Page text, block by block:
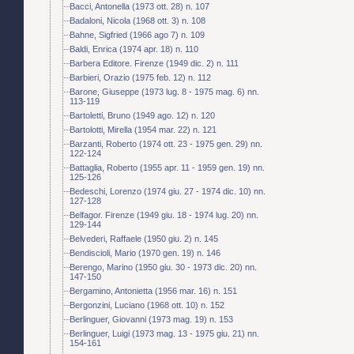
Bacci, Antonella (1973 ott. 28) n. 107
Badaloni, Nicola (1968 ott. 3) n. 108
Bahne, Sigfried (1966 ago 7) n. 109
Baldi, Enrica (1974 apr. 18) n. 110
Barbera Editore. Firenze (1949 dic. 2) n. 111
Barbieri, Orazio (1975 feb. 12) n. 112
Barone, Giuseppe (1973 lug. 8 - 1975 mag. 6) nn.
113-119
Bartoletti, Bruno (1949 ago. 12) n. 120
Bartolotti, Mirella (1954 mar. 22) n. 121
Barzanti, Roberto (1974 ott. 23 - 1975 gen. 29) nn.
122-124
Battaglia, Roberto (1955 apr. 11 - 1959 gen. 19) nn.
125-126
Bedeschi, Lorenzo (1974 giu. 27 - 1974 dic. 10) nn.
127-128
Belfagor. Firenze (1949 giu. 18 - 1974 lug. 20) nn.
129-144
Belvederi, Raffaele (1950 giu. 2) n. 145
Bendiscioli, Mario (1970 gen. 19) n. 146
Berengo, Marino (1950 giu. 30 - 1973 dic. 20) nn.
147-150
Bergamino, Antonietta (1956 mar. 16) n. 151
Bergonzini, Luciano (1968 ott. 10) n. 152
Berlinguer, Giovanni (1973 mag. 19) n. 153
Berlinguer, Luigi (1973 mag. 13 - 1975 giu. 21) nn.
154-161